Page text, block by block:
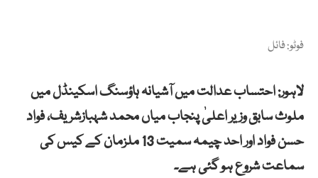
فوٹو: فائل
لاہور: احتساب عدالت میں آشیانہ ہاؤسنگ اسکینڈل میں
ملوث سابق وزیر اعلیٰ پنجاب میاں محمد شہبازشریف، فواد
حسن فواد اور احد چیمہ سمیت 13 ملزمان کے کیس کی
سماعت شروع ہو گئی ہے۔